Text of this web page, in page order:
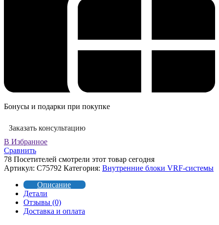
Бонусы и подарки при покупке
Заказать консультацию
В Избранное
Сравнить
78 Посетителей смотрели этот товар сегодня
Артикул: C75792 Категория: Внутренние блоки VRF-cистемы
Описание
Детали
Отзывы (0)
Доставка и оплата